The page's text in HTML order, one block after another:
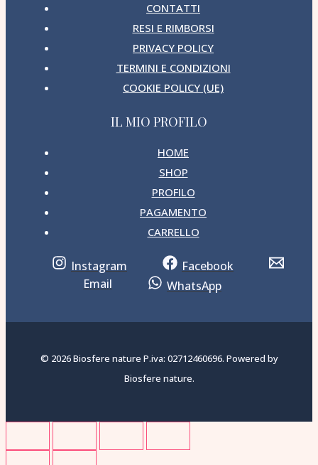
CONTATTI
RESI E RIMBORSI
PRIVACY POLICY
TERMINI E CONDIZIONI
COOKIE POLICY (UE)
IL MIO PROFILO
HOME
SHOP
PROFILO
PAGAMENTO
CARRELLO
Instagram
Facebook
Email
WhatsApp
© 2026 Biosfere nature P.iva: 02712460696. Powered by
Biosfere nature.